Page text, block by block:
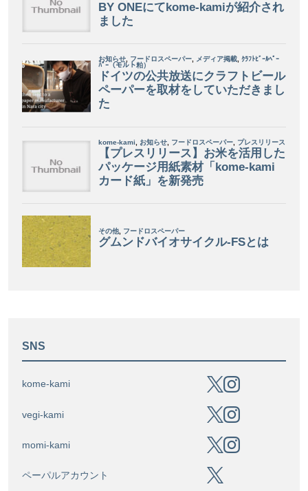
SNS
kome-kami
vegi-kami
momi-kami
ペーパルアカウント